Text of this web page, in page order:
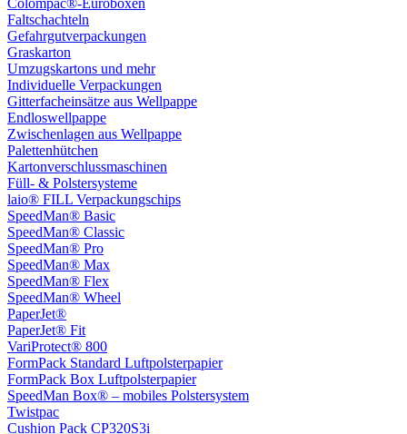
Colompac®-Euroboxen
Faltschachteln
Gefahrgutverpackungen
Graskarton
Umzugskartons und mehr
Individuelle Verpackungen
Gitterfacheinsätze aus Wellpappe
Endloswellpappe
Zwischenlagen aus Wellpappe
Palettenhütchen
Kartonverschlussmaschinen
Füll- & Polstersysteme
laio® FILL Verpackungschips
SpeedMan® Basic
SpeedMan® Classic
SpeedMan® Pro
SpeedMan® Max
SpeedMan® Flex
SpeedMan® Wheel
PaperJet®
PaperJet® Fit
VariProtect® 800
FormPack Standard Luftpolsterpapier
FormPack Box Luftpolsterpapier
SpeedMan Box® – mobiles Polstersystem
Twistpac
Cushion Pack CP320S3i